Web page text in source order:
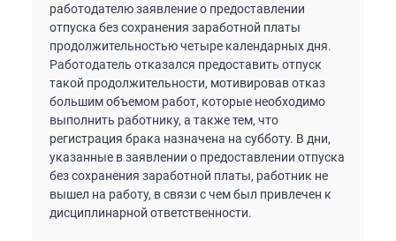
работодателю заявление о предоставлении
отпуска без сохранения заработной платы
продолжительностью четыре календарных дня.
Работодатель отказался предоставить отпуск
такой продолжительности, мотивировав отказ
большим объемом работ, которые необходимо
выполнить работнику, а также тем, что
регистрация брака назначена на субботу. В дни,
указанные в заявлении о предоставлении отпуска
без сохранения заработной платы, работник не
вышел на работу, в связи с чем был привлечен к
дисциплинарной ответственности.